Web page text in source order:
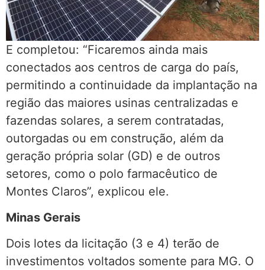
E completou: “Ficaremos ainda mais
conectados aos centros de carga do país,
permitindo a continuidade da implantação na
região das maiores usinas centralizadas e
fazendas solares, a serem contratadas,
outorgadas ou em construção, além da
geração própria solar (GD) e de outros
setores, como o polo farmacêutico de
Montes Claros”, explicou ele.
Minas Gerais
Dois lotes da licitação (3 e 4) terão de
investimentos voltados somente para MG. O